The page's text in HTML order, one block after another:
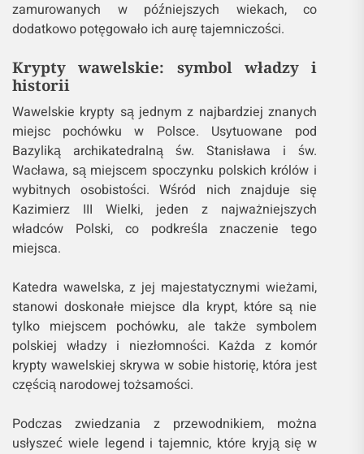
zamurowanych w późniejszych wiekach, co
dodatkowo potęgowało ich aurę tajemniczości.
Krypty wawelskie: symbol władzy i
historii
Wawelskie krypty są jednym z najbardziej znanych
miejsc pochówku w Polsce. Usytuowane pod
Bazyliką archikatedralną św. Stanisława i św.
Wacława, są miejscem spoczynku polskich królów i
wybitnych osobistości. Wśród nich znajduje się
Kazimierz III Wielki, jeden z najważniejszych
władców Polski, co podkreśla znaczenie tego
miejsca.
Katedra wawelska, z jej majestatycznymi wieżami,
stanowi doskonałe miejsce dla krypt, które są nie
tylko miejscem pochówku, ale także symbolem
polskiej władzy i niezłomności. Każda z komór
krypty wawelskiej skrywa w sobie historię, która jest
częścią narodowej tożsamości.
Podczas zwiedzania z przewodnikiem, można
usłyszeć wiele legend i tajemnic, które kryją się w